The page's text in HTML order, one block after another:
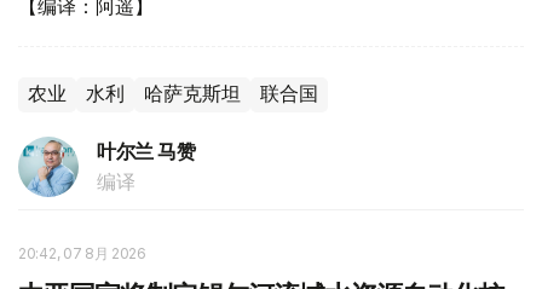
【编译：阿遥】
农业 水利 哈萨克斯坦 联合国
叶尔兰 马赞
编译
20:42, 07 8月 2026